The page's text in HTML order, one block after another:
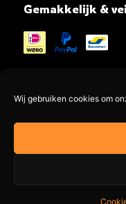
Wij gebruiken cookies om
Gemakkelijk &
Made by